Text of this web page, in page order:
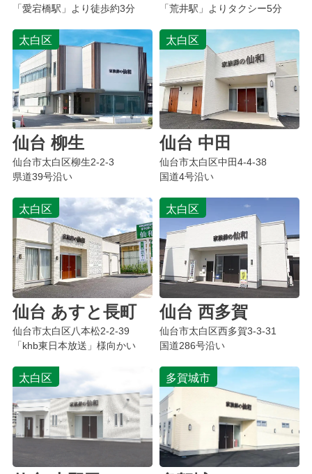
「愛宕橋駅」より徒歩約3分
「荒井駅」よりタクシー5分
太白区
仙台 柳生
仙台市太白区柳生2-2-3
県道39号沿い
太白区
仙台 中田
仙台市太白区中田4-4-38
国道4号沿い
太白区
仙台 あすと長町
仙台市太白区八本松2-2-39
「khb東日本放送」様向かい
太白区
仙台 西多賀
仙台市太白区西多賀3-3-31
国道286号沿い
太白区 多賀城市